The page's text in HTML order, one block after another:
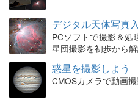
デジタル天体写真
PCソフトで撮影＆処
星団撮影を初歩から
惑星を撮影しよう
CMOSカメラで動画